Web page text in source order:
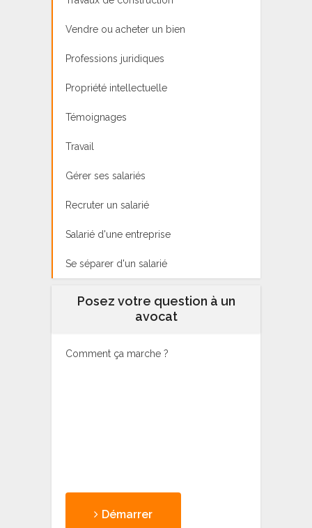
Vendre ou acheter un bien
Professions juridiques
Propriété intellectuelle
Témoignages
Travail
Gérer ses salariés
Recruter un salarié
Salarié d'une entreprise
Se séparer d'un salarié
Posez votre question à un
avocat
Comment ça marche ?
Démarrer